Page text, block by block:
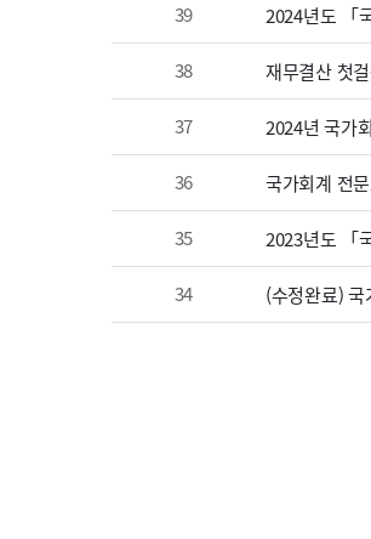
39 2024년도 「
38 재무결산 첫
37 2024년 국가
36 국가회계 전
35 2023년도 「
34 (수정완료) 국